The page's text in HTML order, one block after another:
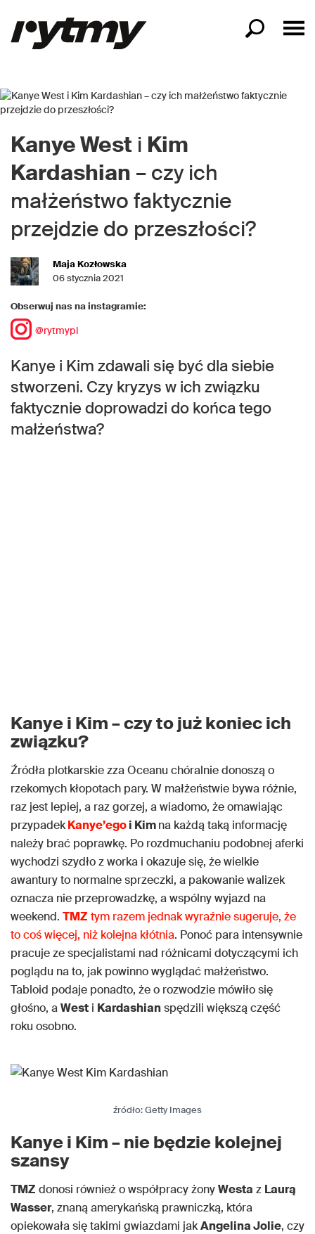
Kanye West i Kim
Kardashian – czy ich
małżeństwo faktycznie
przejdzie do przeszłości?
Maja Kozłowska
06 stycznia 2021
Obserwuj nas na instagramie:
@rytmypl
Kanye i Kim zdawali się być dla siebie
stworzeni. Czy kryzys w ich związku
faktycznie doprowadzi do końca tego
małżeństwa?
Kanye i Kim – czy to już koniec ich
związku?
Źródła plotkarskie zza Oceanu chóralnie donoszą o
rzekomych kłopotach pary. W małżeństwie bywa różnie,
raz jest lepiej, a raz gorzej, a wiadomo, że omawiając
przypadekKanye’egoi Kimna każdą taką informację
należy brać poprawkę. Po rozdmuchaniu podobnej aferki
wychodzi szydło z worka i okazuje się, że wielkie
awantury to normalne sprzeczki, a pakowanie walizek
oznacza nie przeprowadzkę, a wspólny wyjazd na
weekend. TMZ tym razem jednak wyraźnie sugeruje, że
to coś więcej, niż kolejna kłótnia. Ponoć para intensywnie
pracuje ze specjalistami nad różnicami dotyczącymi ich
poglądu na to, jak powinno wyglądać małżeństwo.
Tabloid podaje ponadto, że o rozwodzie mówiło się
głośno, aWest i Kardashianspędzili większą część
roku osobno.
źródło: Getty Images
Kanye i Kim – nie będzie kolejnej
szansy
TMZ donosi również o współpracy żonyWesta z Laurą
Wasser, znaną amerykańską prawniczką, która
opiekowała się takimi gwiazdami jakAngelina Jolie, czy